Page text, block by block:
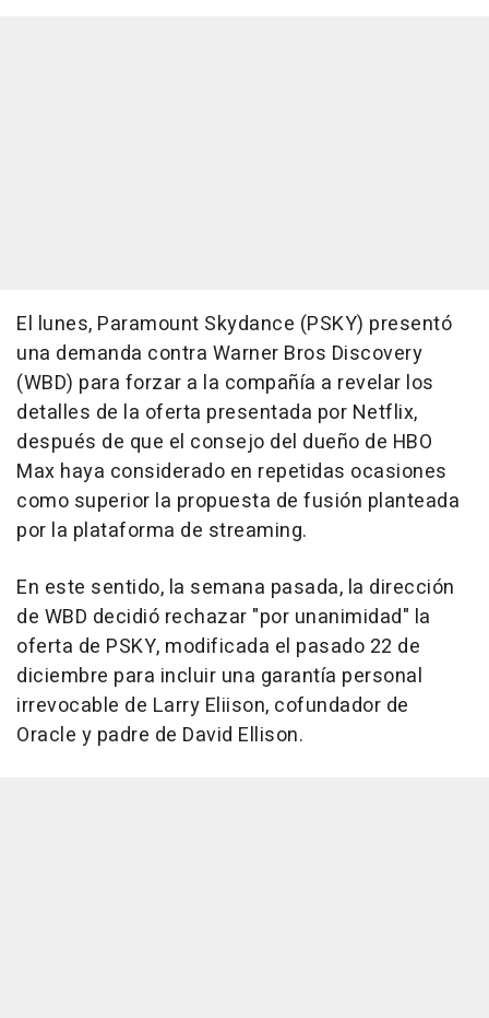
El lunes, Paramount Skydance (PSKY) presentó
una demanda contra Warner Bros Discovery
(WBD) para forzar a la compañía a revelar los
detalles de la oferta presentada por Netflix,
después de que el consejo del dueño de HBO
Max haya considerado en repetidas ocasiones
como superior la propuesta de fusión planteada
por la plataforma de streaming.
En este sentido, la semana pasada, la dirección
de WBD decidió rechazar "por unanimidad" la
oferta de PSKY, modificada el pasado 22 de
diciembre para incluir una garantía personal
irrevocable de Larry Eliison, cofundador de
Oracle y padre de David Ellison.